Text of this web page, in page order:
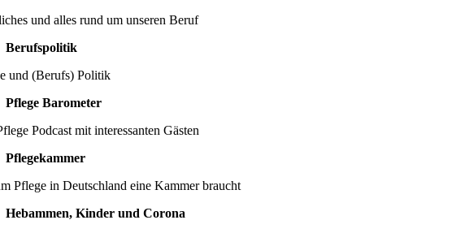
und alles rund um unseren Beruf
Berufspolitik
und (Berufs) Politik
Pflege Barometer
Podcast mit interessanten Gästen
Pflegekammer
Pflege in Deutschland eine Kammer braucht
Hebammen, Kinder und Corona